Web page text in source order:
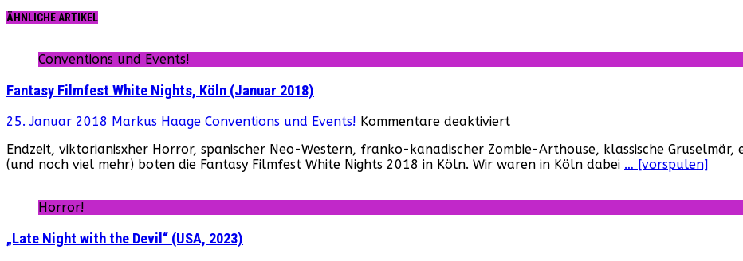
ÄHNLICHE ARTIKEL
Conventions und Events!
Fantasy Filmfest White Nights, Köln (Januar 2018)
25. Januar 2018 Markus Haage Conventions und Events! Kommentare deaktiviertfür
Filmfest
White
Köln
(Januar
Endzeit, viktorianisxher Horror, spanischer Neo-Western, franko-kanadischer Zombie-Arthouse, klassische
(und noch viel mehr) boten die Fantasy Filmfest White Nights 2018 in Köln. Wir waren in Köln dabei … [vorspulen]
Horror!
„Late Night with the Devil“ (USA, 2023)